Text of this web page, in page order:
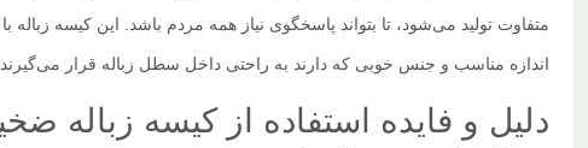
متفاوت تولید می‌شود، تا بتواند پاسخگوی نیاز همه مردم باشد. این کیسه
اندازه مناسب و جنس خوبی که دارند به راحتی داخل سطل زباله قرار
دلیل و فایده استفاده از کیسه زباله